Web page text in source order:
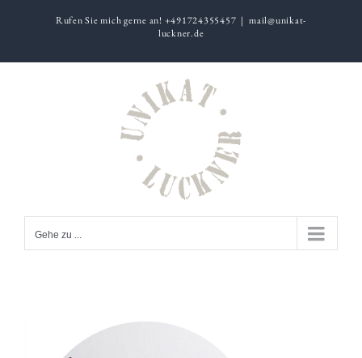
Rufen Sie mich gerne an! +491724355457 | mail@unikat-
luckner.de
Gehe zu ...